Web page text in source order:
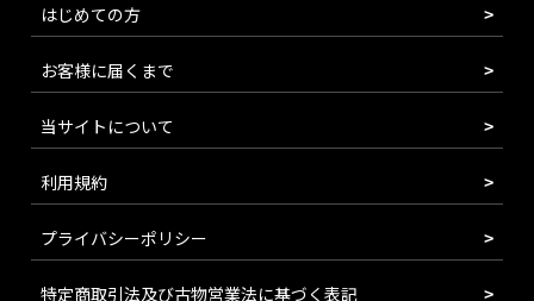
はじめての方
お客様に届くまで
当サイトについて
利用規約
プライバシーポリシー
特定商取引法及び古物営業法に基づく表記